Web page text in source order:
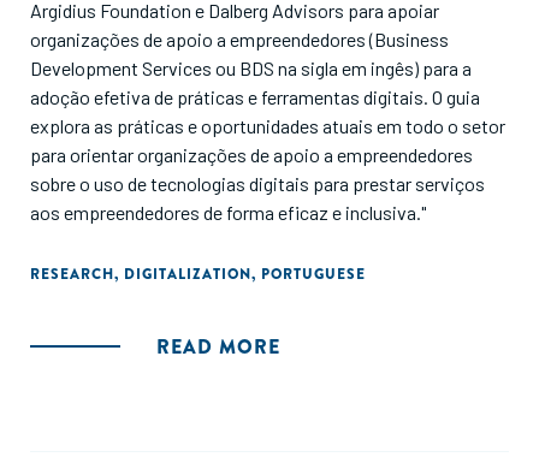
Argidius Foundation e Dalberg Advisors para apoiar
organizações de apoio a empreendedores (Business
Development Services ou BDS na sigla em ingês) para a
adoção efetiva de práticas e ferramentas digitais. O guia
explora as práticas e oportunidades atuais em todo o setor
para orientar organizações de apoio a empreendedores
sobre o uso de tecnologias digitais para prestar serviços
aos empreendedores de forma eficaz e inclusiva."
RESEARCH, DIGITALIZATION, PORTUGUESE
READ MORE